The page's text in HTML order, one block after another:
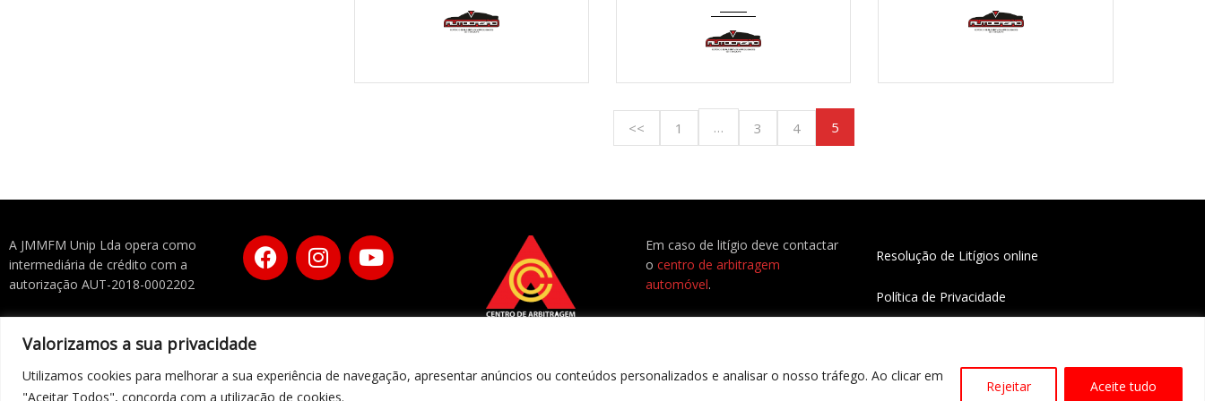
Valorizamos a sua privacidade
Utilizamos cookies para melhorar a sua experiência de navegação, apresentar anúncios ou conteúdos personalizados e analisar o nosso tráfego. Ao clicar em
"Aceitar Todos", concorda com a utilização de cookies.
Rejeitar Aceite tudo
<< 1 … 3 4 5
A JMMFM Unip Lda opera como
intermediária de crédito com a
autorização AUT-2018-0002202
Em caso de litígio deve contactar
ocentro de arbitragem
automóvel.
Resolução de Litígios online
Política de Privacidade
COPYRIGHT 2023 – BEECREATIVE.PT